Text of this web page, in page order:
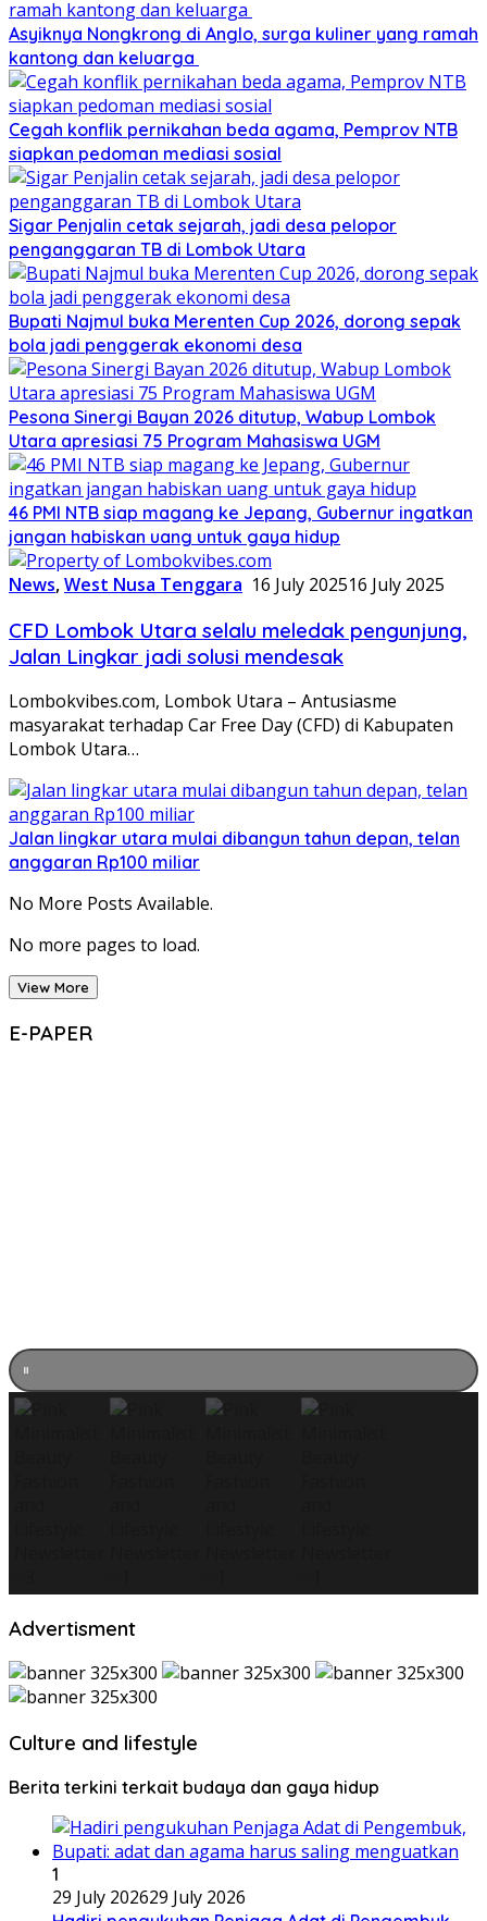
Asyiknya Nongkrong di Anglo, surga kuliner yang ramah
kantong dan keluarga
Cegah konflik pernikahan beda agama, Pemprov NTB
siapkan pedoman mediasi sosial
Sigar Penjalin cetak sejarah, jadi desa pelopor
penganggaran TB di Lombok Utara
Bupati Najmul buka Merenten Cup 2026, dorong sepak
bola jadi penggerak ekonomi desa
Pesona Sinergi Bayan 2026 ditutup, Wabup Lombok
Utara apresiasi 75 Program Mahasiswa UGM
46 PMI NTB siap magang ke Jepang, Gubernur ingatkan
jangan habiskan uang untuk gaya hidup
News,West Nusa Tenggara 16 July 202516 July 2025
CFD Lombok Utara selalu meledak pengunjung,
Jalan Lingkar jadi solusi mendesak
Lombokvibes.com, Lombok Utara – Antusiasme
masyarakat terhadap Car Free Day (CFD) di Kabupaten
Lombok Utara…
Jalan lingkar utara mulai dibangun tahun depan, telan
anggaran Rp100 miliar
No More Posts Available.
No more pages to load.
View More
E-PAPER
Advertisment
Culture and lifestyle
Berita terkini terkait budaya dan gaya hidup
1
29 July 202629 July 2026